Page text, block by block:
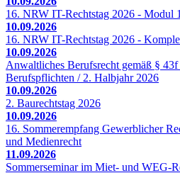
16. NRW IT-Rechtstag 2026 - Modul 1
10.09.2026
16. NRW IT-Rechtstag 2026 -
10.09.2026
Anwaltliches Berufsrecht gemäß §
Berufspflichten / 2. Halbjahr 2026
10.09.2026
2. Baurechtstag 2026
10.09.2026
16. Sommerempfang Gewerblicher
und Medienrecht
11.09.2026
Sommerseminar im Miet- und WEG-